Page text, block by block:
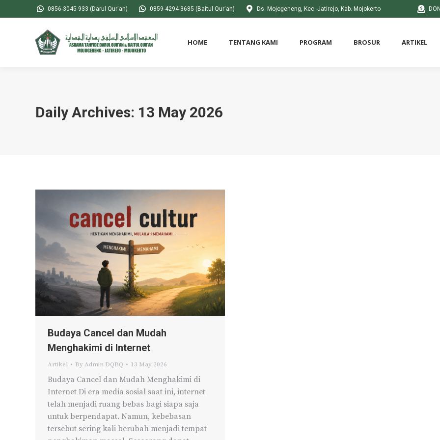
0856-3045-933 (Darul Qur'an) 0859-4294-3685 (Baitul Qur'an) Ds. Mojogeneng, Kec. Jatirejo, Kab. Mojokerto
HOME TENTANG KAMI PROGRAM BROSUR ARTIKEL
Daily Archives: 13 May 2026
Budaya Cancel dan Mudah
Menghakimi di Internet
Artikel By Admin DQBQ 13 May 2026
Budaya Cancel dan Mudah Menghakimi di
Internet Di era media sosial saat ini, internet
telah menjadi ruang bebas bagi siapa saja
untuk berpendapat. Namun, kebebasan
tersebut sering kali berubah menjadi tempat